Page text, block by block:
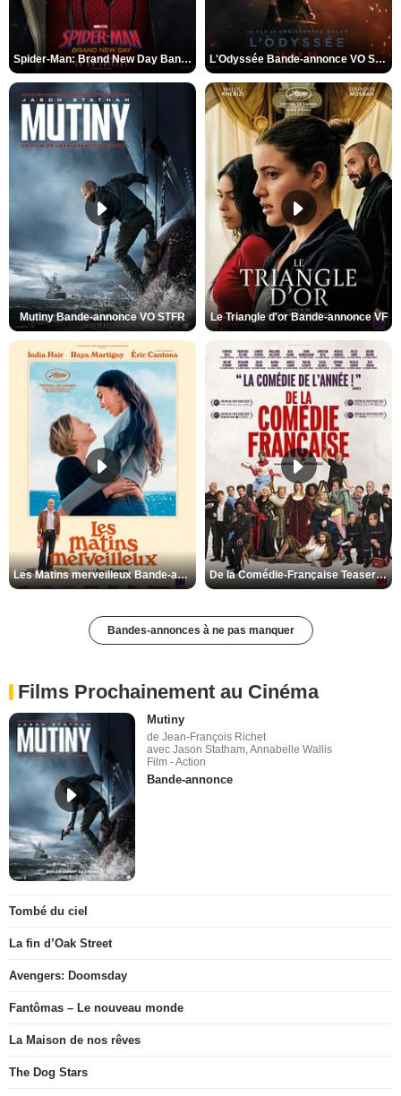
Spider-Man: Brand New Day Bande-annonce VO STFR L'Odyssée Bande-annonce VO STFR
Mutiny Bande-annonce VO STFR Le Triangle d'or Bande-annonce VF
Les Matins merveilleux Bande-annonce VF De la Comédie-Française Teaser VF
Bandes-annonces à ne pas manquer
Films Prochainement au Cinéma
Mutiny
de Jean-François Richet
avec Jason Statham, Annabelle Wallis
Film - Action
Bande-annonce
Tombé du ciel
La fin d’Oak Street
Avengers: Doomsday
Fantômas – Le nouveau monde
La Maison de nos rêves
The Dog Stars